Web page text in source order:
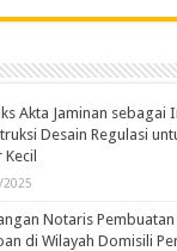
Akta Jaminan sebagai
Desain Regulasi
Kecil
2025
Notaris
di Wilayah Domisili